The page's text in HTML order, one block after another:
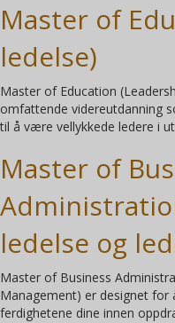
Master of
ledelse)
Master of Education
omfattende videreutdanning
til å være vellykkede ledere i
Master of
ledelse og
Master of Business
Management) er designet for
ferdighetene dine innen